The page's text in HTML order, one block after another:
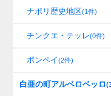
ナポリ歴史地区(1件)
チンクエ・テッレ(0件)
ポンペイ(2件)
白亜の町アルベロベッロ